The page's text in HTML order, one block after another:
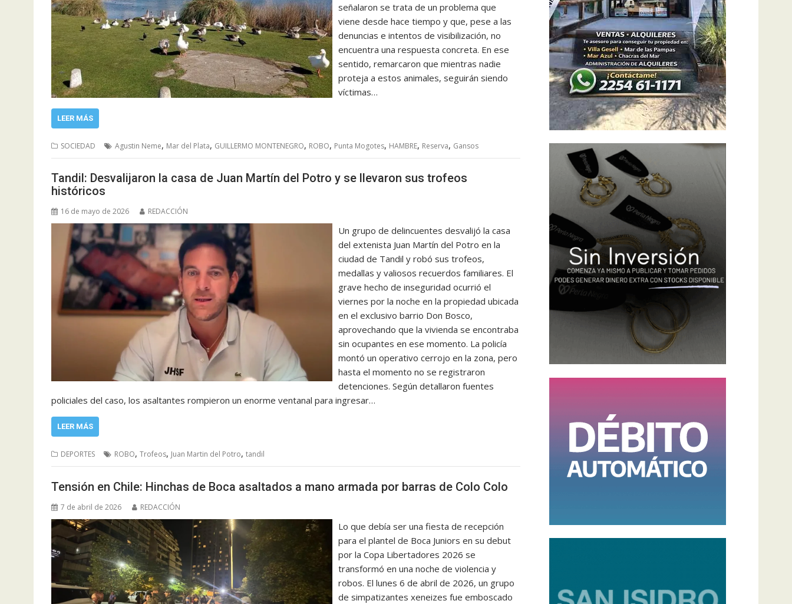
señalaron se trata de un problema que
viene desde hace tiempo y que, pese a las
denuncias e intentos de visibilización, no
encuentra una respuesta concreta. En ese
sentido, remarcaron que mientras nadie
proteja a estos animales, seguirán siendo
víctimas…
LEER MÁS
SOCIEDAD Agustin Neme, Mar del Plata, GUILLERMO MONTENEGRO, ROBO, Punta Mogotes, HAMBRE, Reserva, Gansos
Tandil: Desvalijaron la casa de Juan Martín del Potro y se llevaron sus trofeos
históricos
16 de mayo de 2026 REDACCIÓN
Un grupo de delincuentes desvalijó la casa
del extenista Juan Martín del Potro en la
ciudad de Tandil y robó sus trofeos,
medallas y valiosos recuerdos familiares. El
grave hecho de inseguridad ocurrió el
viernes por la noche en la propiedad ubicada
en el exclusivo barrio Don Bosco,
aprovechando que la vivienda se encontraba
sin ocupantes en ese momento. La policía
montó un operativo cerrojo en la zona, pero
hasta el momento no se registraron
detenciones. Según detallaron fuentes
policiales del caso, los asaltantes rompieron un enorme ventanal para ingresar…
LEER MÁS
DEPORTES ROBO, Trofeos, Juan Martin del Potro, tandil
Tensión en Chile: Hinchas de Boca asaltados a mano armada por barras de Colo Colo
7 de abril de 2026 REDACCIÓN
Lo que debía ser una fiesta de recepción
para el plantel de Boca Juniors en su debut
por la Copa Libertadores 2026 se
transformó en una noche de violencia y
robos. El lunes 6 de abril de 2026, un grupo
de simpatizantes xeneizes fue emboscado